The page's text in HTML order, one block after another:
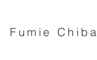
Fumie Chiba